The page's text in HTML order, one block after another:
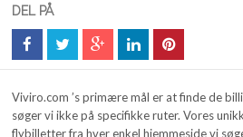
DEL PÅ
Viviro.com ’s primære mål er at finde de
søger vi ikke på specifikke ruter. Vores
flybilletter fra hver enkel hjemmeside vi